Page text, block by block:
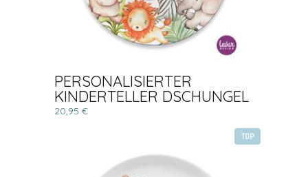
PERSONALISIERTER
KINDERTELLER DSCHUNGEL
20,95 €
TOP